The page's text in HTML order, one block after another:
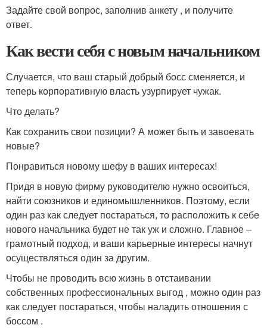
Задайте свой вопрос, заполнив анкету , и получите
ответ.
Как вести себя с новым начальником
Случается, что ваш старый добрый босс сменяется, и
теперь корпоративную власть узурпирует чужак.
Что делать?
Как сохранить свои позиции? А может быть и завоевать
новые?
Понравиться новому шефу в ваших интересах!
Придя в новую фирму руководителю нужно освоиться,
найти союзников и единомышленников. Поэтому, если
один раз как следует постараться, то расположить к себе
нового начальника будет не так уж и сложно. Главное –
грамотный подход, и ваши карьерные интересы начнут
осуществляться один за другим.
Чтобы не проводить всю жизнь в отстаивании
собственных профессиональных выгод , можно один раз
как следует постараться, чтобы наладить отношения с
боссом .